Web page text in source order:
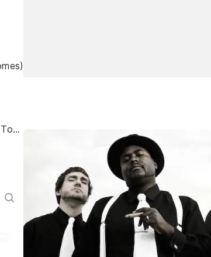
Enemies With Benefits (feat. Tonedeff)